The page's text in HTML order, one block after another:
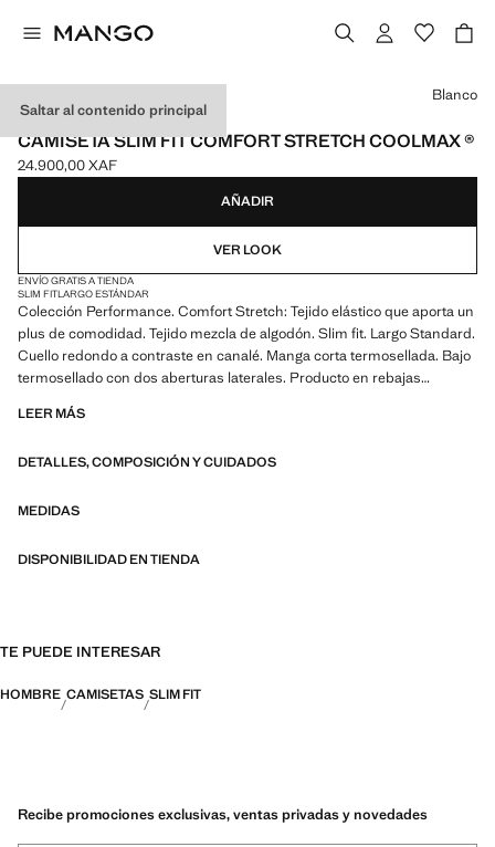
Saltar al contenido principal
PERFORMANCE
CAMISETA SLIM FIT COMFORT STRETCH COOLMAX ®
Precio actual [24.900,00 XAF ]
24.900,00 XAF
Selecciona un color
Blanco
AÑADIR
VER LOOK
ENVÍO GRATIS A TIENDA
SLIM FITLARGO ESTÁNDAR
Colección Performance. Comfort Stretch: Tejido elástico que aporta un
plus de comodidad. Tejido mezcla de algodón. Slim fit. Largo Standard.
Cuello redondo a contraste en canalé. Manga corta termosellada. Bajo
termosellado con dos aberturas laterales. Producto en rebajas
PERFORMANCE: Una colección de prendas confeccionadas con
características avanzadas como tejidos bi-stretch, de secado rápido,
organizadas en tres categorías generales: Termorregulador, Funcional
LEER MÁS
DETALLES, COMPOSICIÓN Y CUIDADOS
MEDIDAS
DISPONIBILIDAD EN TIENDA
TE PUEDE INTERESAR
HOMBRE CAMISETAS SLIM FIT
Recibe promociones exclusivas, ventas privadas y novedades